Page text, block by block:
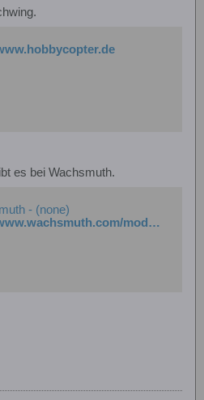
es bei Wachsmuth.
- (none)
http://www.wachsmuth.com/modell/download/downloads.htm